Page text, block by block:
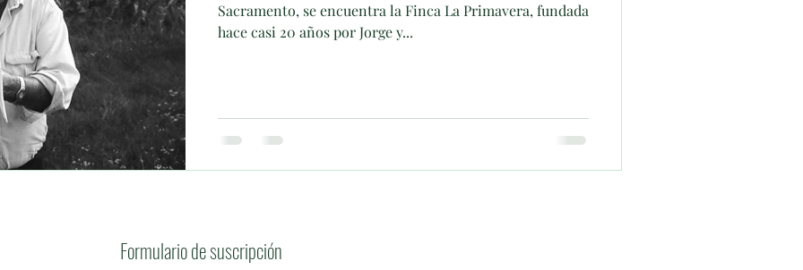
Sacramento, se encuentra la Finca La Primavera, fundada
hace casi 20 años por Jorge y...
Formulario de suscripción